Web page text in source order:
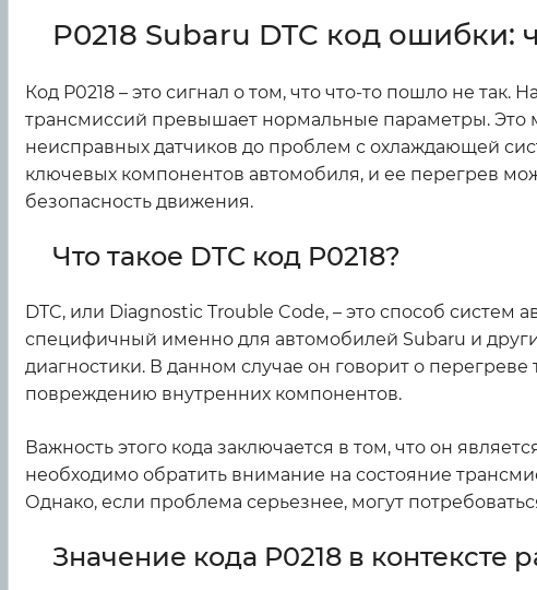
P0218 Subaru DTC код ошибки:
Код P0218 – это сигнал о том, что что-то пошло не так.
трансмиссий превышает нормальные параметры. Это
неисправных датчиков до проблем с охлаждающей
ключевых компонентов автомобиля, и ее перегрев
безопасность движения.
Что такое DTC код P0218?
DTC, или Diagnostic Trouble Code, – это способ систем
специфичный именно для автомобилей Subaru и
диагностики. В данном случае он говорит о
повреждению внутренних компонентов.
Важность этого кода заключается в том, что он
необходимо обратить внимание на состояние
Однако, если проблема серьезнее, могут
Значение кода P0218 в контексте